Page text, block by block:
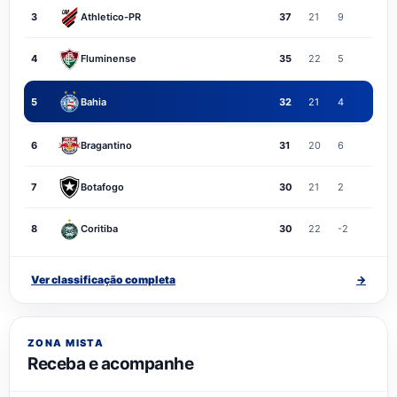
3 Athletico-PR 37 21 9
4 Fluminense 35 22 5
5 Bahia 32 21 4
6 Bragantino 31 20 6
7 Botafogo 30 21 2
8 Coritiba 30 22 -2
Ver classificação completa →
ZONA MISTA
Receba e acompanhe